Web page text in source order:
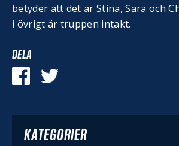
betyder att det är Stina, Sara och
i övrigt är truppen intakt.
DELA
KATEGORIER